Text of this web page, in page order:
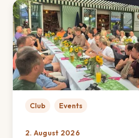
Club Events
2. August 2026